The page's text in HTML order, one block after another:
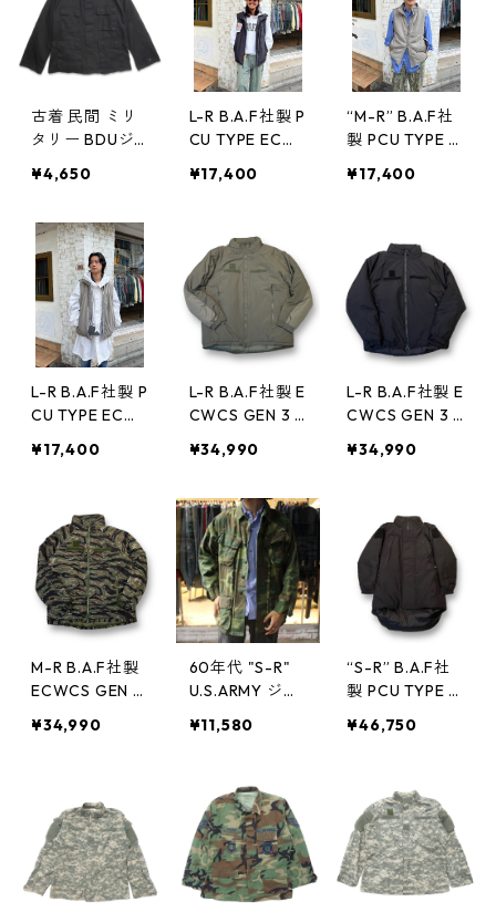
R gd404968n
w50316
w50218
4n w50128
古着 民間 ミリ
タリー BDUジ
ールドジャケッ
記：-- gd404
376n w50104
¥4,650
L-R B.A.F社製 P
CU TYPE ECW
l 7 プリマロフ
ラック Deadst
ock ミリタリー
古着 古着屋 高
円寺 ビンテー
ジ n41019 TS5
¥17,400
“M-R” B.A.F社
製 PCU TYPE E
EVEL 7 プリマ
レー ミリタリ
ー “未使用品”
古着 古着屋 高
円寺 ビンテー
ジ n41019 TS5
¥17,400
L-R B.A.F社製 P
CU TYPE ECW
l 7 プリマロフ
eadstock ミリ
タリー 古着 古
着屋 高円寺 ビ
ンテージ n4101
9 TS5
¥17,400
L-R B.A.F社製 E
CWCS GEN 3 L
リマロフトジャ
バングレー ミ
リタリー 古着
古着屋 高円寺
ビンテージ n41
019 TS5
¥34,990
L-R B.A.F社製 E
CWCS GEN 3 L
リマロフトジャ
高円寺 ビンテ
ージ n41017 TS
¥34,990
M-R B.A.F社製
ECWCS GEN 3
リマロフトジャ
リー 古着 古着
屋 高円寺 ビン
テージ n41017
TS5
¥34,990
60年代 "S-R"
U.S.ARMY ジャ
ーグジャケット
ーンリーフ カ
モフラ リップ
ストップ ミリ
タリー 古着 古
着屋 高円寺 ビ
ンテージ n404
¥11,580
“S-R” B.A.F社
製 PCU TYPE E
EVEL 7 プリマ
ク ミリタリー
“未使用品” 古着
古着屋 高円寺
ビンテージ n40
127 TS5
¥46,750